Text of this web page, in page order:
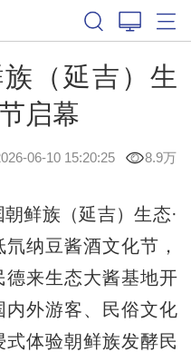
（延吉）生
启幕
06-10 15:20:25 8.9万
鲜族（延吉）生态·
纳豆酱酒文化节，
来生态大酱基地开
外游客、民俗文化
体验朝鲜族发酵民